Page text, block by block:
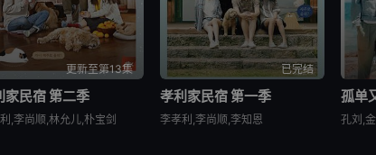
更新至第13集
家民宿 第二季
,李尚顺,林允儿,朴宝剑
已完结
孝利家民宿 第一季
李孝利,李尚顺,李知恩 孔刘,